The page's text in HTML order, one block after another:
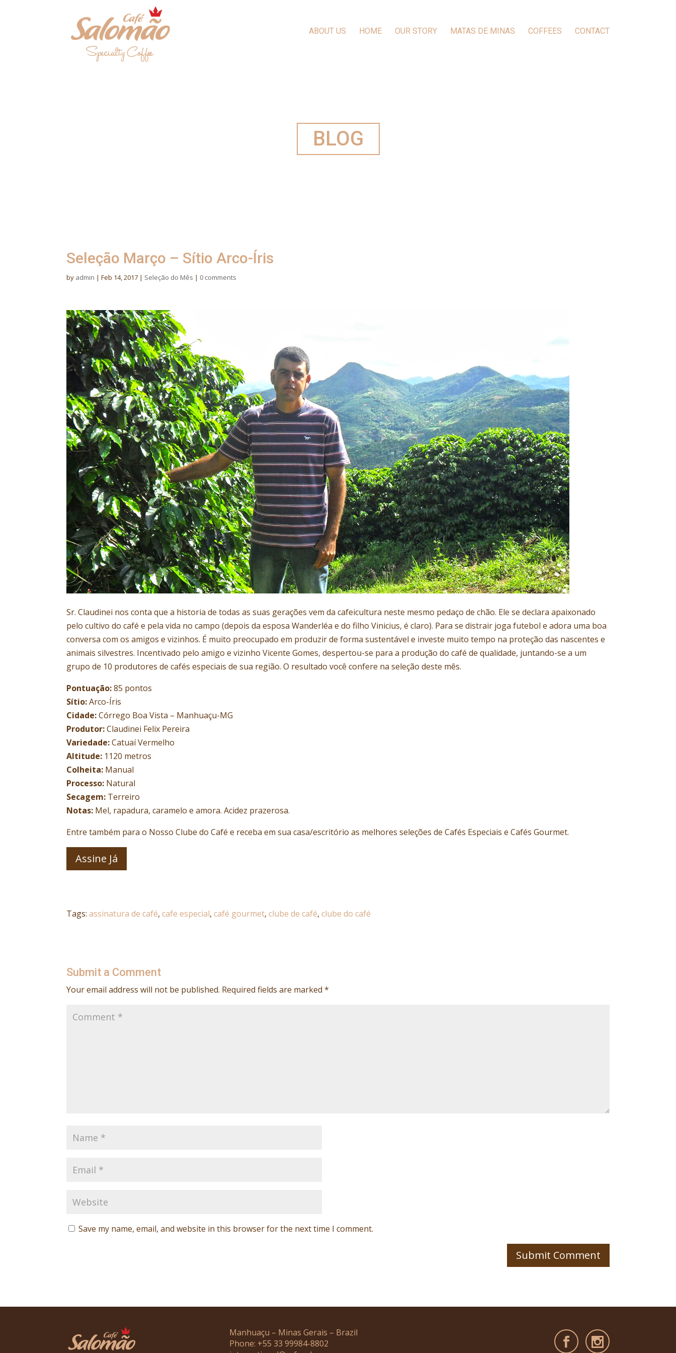
ABOUT US HOME OUR STORY MATAS DE MINAS COFFEES CONTACT
BLOG
Seleção Março – Sítio Arco-Íris
by admin | Feb 14, 2017 | Seleção do Mês | 0 comments
Sr. Claudinei nos conta que a historia de todas as suas gerações vem da cafeicultura neste mesmo pedaço de chão. Ele se declara apaixonado
pelo cultivo do café e pela vida no campo (depois da esposa Wanderléa e do filho Vinicius, é claro). Para se distrair joga futebol e adora uma boa
conversa com os amigos e vizinhos. É muito preocupado em produzir de forma sustentável e investe muito tempo na proteção das nascentes e
animais silvestres. Incentivado pelo amigo e vizinho Vicente Gomes, despertou-se para a produção do café de qualidade, juntando-se a um
grupo de 10 produtores de cafés especiais de sua região. O resultado você confere na seleção deste mês.
Pontuação:85 pontos
Sítio:Arco-Íris
Cidade:Córrego Boa Vista – Manhuaçu-MG
Produtor:Claudinei Felix Pereira
Variedade:Catuaí Vermelho
Altitude: 1120 metros
Colheita: Manual
Processo: Natural
Secagem: Terreiro
Notas: Mel, rapadura, caramelo e amora. Acidez prazerosa.
Entre também para o Nosso Clube do Café e receba em sua casa/escritório as melhores seleções de Cafés Especiais e Cafés Gourmet.
Assine Já
Tags: assinatura de café, cafe especial, café gourmet, clube de café, clube do café
Submit a Comment
Your email address will not be published. Required fields are marked *
Save my name, email, and website in this browser for the next time I comment.
Manhuaçu – Minas Gerais – Brazil
Phone: +55 33 99984-8802